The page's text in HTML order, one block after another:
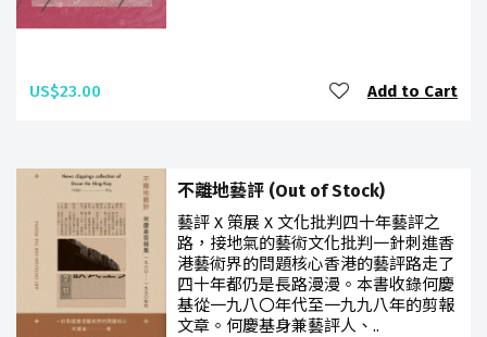
US$23.00 Add to Cart
不離地藝評 (Out of Stock)
藝評 X 策展 X 文化批判四十年藝評之
路，接地氣的藝術文化批判一針刺進香
港藝術界的問題核心香港的藝評路走了
四十年都仍是長路漫漫。本書收錄何慶
基從一九八〇年代至一九九八年的剪報
文章。何慶基身兼藝評人、..